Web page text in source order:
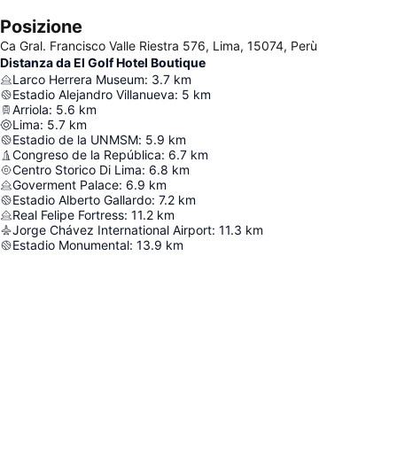
Posizione
Ca Gral. Francisco Valle Riestra 576, Lima, 15074, Perù
Distanza da El Golf Hotel Boutique
Larco Herrera Museum: 3.7 km
Estadio Alejandro Villanueva: 5 km
Arriola: 5.6 km
Lima: 5.7 km
Estadio de la UNMSM: 5.9 km
Congreso de la República: 6.7 km
Centro Storico Di Lima: 6.8 km
Goverment Palace: 6.9 km
Estadio Alberto Gallardo: 7.2 km
Real Felipe Fortress: 11.2 km
Jorge Chávez International Airport: 11.3 km
Estadio Monumental: 13.9 km